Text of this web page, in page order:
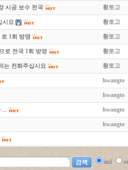
시공 보수 전국 황토고
시요 황토고
1회 방영 황토고
로 전국 1회 방영 황토고
는 전화주십시요 황토고
hwangto
hwangto
hwangto
hwangto
and or